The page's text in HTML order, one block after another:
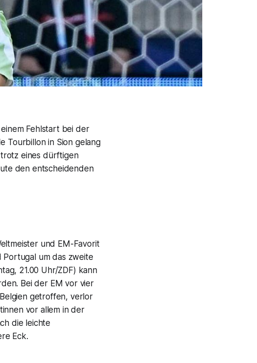
Fehlstart bei der
Tourbillon in Sion gelang
eines dürftigen
den entscheidenden
und EM-Favorit
Portugal um das zweite
21.00 Uhr/ZDF) kann
Bei der EM vor vier
getroffen, verlor
vor allem in der
die leichte
Eck.